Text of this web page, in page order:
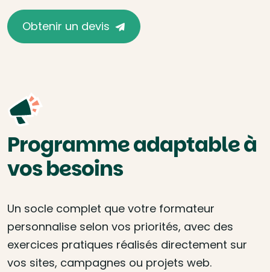
Obtenir un devis
Programme adaptable à
vos besoins
Un socle complet que votre formateur
personnalise selon vos priorités, avec des
exercices pratiques réalisés directement sur
vos sites, campagnes ou projets web.